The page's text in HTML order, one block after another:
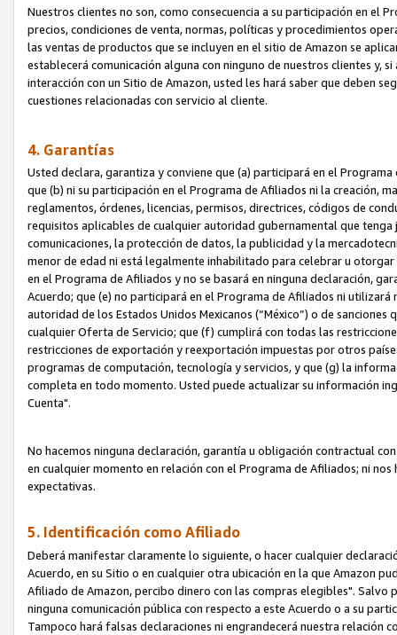
Nuestros clientes no son, como consecuencia a su participación en el
precios, condiciones de venta, normas, políticas y procedimientos
las ventas de productos que se incluyen en el sitio de Amazon se
establecerá comunicación alguna con ninguno de nuestros clientes y,
interacción con un Sitio de Amazon, usted les hará saber que deben
cuestiones relacionadas con servicio al cliente.
4. Garantías
Usted declara, garantiza y conviene que (a) participará en el
que (b) ni su participación en el Programa de Afiliados ni la creación,
reglamentos, órdenes, licencias, permisos, directrices, códigos de
requisitos aplicables de cualquier autoridad gubernamental que
comunicaciones, la protección de datos, la publicidad y la
menor de edad ni está legalmente inhabilitado para celebrar u
en el Programa de Afiliados y no se basará en ninguna declaración,
Acuerdo; que (e) no participará en el Programa de Afiliados ni
autoridad de los Estados Unidos Mexicanos (“México”) o de
cualquier Oferta de Servicio; que (f) cumplirá con todas las
restricciones de exportación y reexportación impuestas por otros
programas de computación, tecnología y servicios, y que (g) la
completa en todo momento. Usted puede actualizar su información
Cuenta".
No hacemos ninguna declaración, garantía u obligación contractual
en cualquier momento en relación con el Programa de Afiliados; ni
expectativas.
5. Identificación como Afiliado
Deberá manifestar claramente lo siguiente, o hacer cualquier
Acuerdo, en su Sitio o en cualquier otra ubicación en la que Amazon
Afiliado de Amazon, percibo dinero con las compras elegibles". Salvo
ninguna comunicación pública con respecto a este Acuerdo o a su
Tampoco hará falsas declaraciones ni engrandecerá nuestra relación